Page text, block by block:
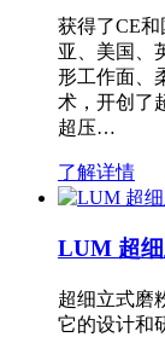
获得了CE
亚、美国、
形工作面、
术，开创了
超压…
了解详情
LUM 超
超细立式磨
它的设计和